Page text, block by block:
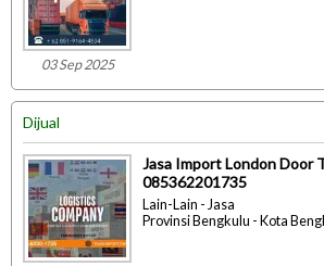
03 Sep 2025
Dijual
Jasa Import London Door
085362201735
Lain-Lain - Jasa
Provinsi Bengkulu - Kota